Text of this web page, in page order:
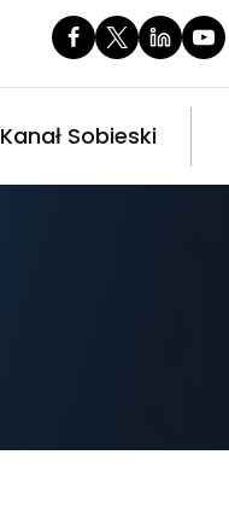
Kanał Sobieski